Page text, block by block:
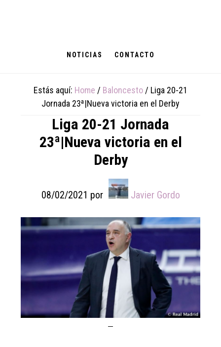
NOTICIAS CONTACTO
Estás aquí: Home / Baloncesto / Liga 20-21
Jornada 23ª|Nueva victoria en el Derby
Liga 20-21 Jornada
23ª|Nueva victoria en el
Derby
08/02/2021 por Javier Gordo